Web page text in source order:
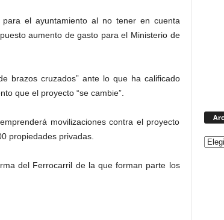
para el ayuntamiento al no tener en cuenta
aumento de gasto para el Ministerio de
brazos cruzados” ante lo que ha calificado
que el proyecto “se cambie”.
movilizaciones contra el proyecto
propiedades privadas.
del Ferrocarril de la que forman parte los